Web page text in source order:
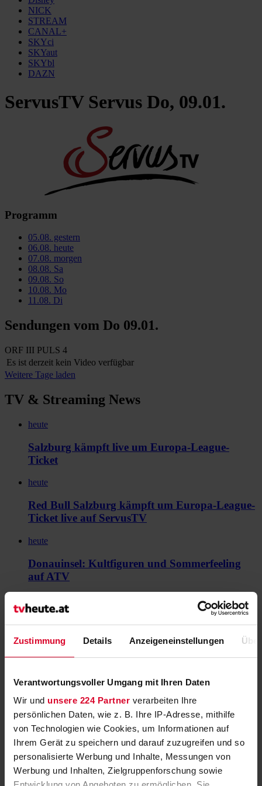
Zustimmung Details Anzeigeneinstellungen
Verantwortungsvoller Umgang mit Ihren Daten
Wir und unsere 224 Partner verarbeiten Ihre
persönlichen Daten, wie z. B. Ihre IP-Adresse, mithilfe
von Technologien wie Cookies, um Informationen auf
Ihrem Gerät zu speichern und darauf zuzugreifen und so
personalisierte Werbung und Inhalte, Messungen von
Werbung und Inhalten, Zielgruppenforschung sowie
NICK
STREAM
CANAL+
SKYci
SKYaut
SKYbl
DAZN
ServusTV Servus Do, 09.01.
Programm
05.08. gestern
06.08. heute
07.08. morgen
08.08. Sa
09.08. So
10.08. Mo
11.08. Di
Sendungen vom Do 09.01.
ORF III PULS 4
Es ist derzeit kein Video verfügbar
Weitere Tage laden
TV & Streaming News
heute
Salzburg kämpft live um Europa-League-
Ticket
heute
Red Bull Salzburg kämpft um Europa-League-
Ticket live auf ServusTV
heute
Donauinsel: Kultfiguren und Sommerfeeling
auf ATV
heute
NASA zeigt drei Weltraumspaziergänge im
heute
"BLICKWECHSEL Spezial" zum
Touristenansturm in Österreich
heute